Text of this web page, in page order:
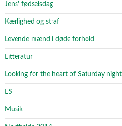
Jens' fødselsdag
Kærlighed og straf
Levende mænd i døde forhold
Litteratur
Looking for the heart of Saturday night
LS
Musik